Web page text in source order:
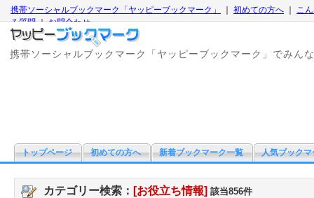
携帯ソーシャルブックマーク「ヤッピーブックマーク」 初めての方へ
こ
る質問｜お問合わせ
携帯ソーシャルブックマーク「ヤッピーブックマーク」でみん
トップページ 初めての方へ 新着ブックマーク一覧 人気ブックマ
カテゴリー検索： [お役立ち情報] 該当856件